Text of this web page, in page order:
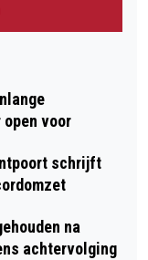
open voor
schrijft
na
achtervolging